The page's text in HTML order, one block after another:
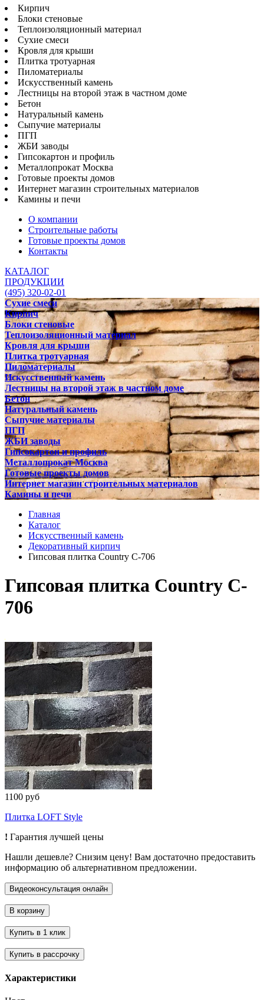
Кирпич
Блоки стеновые
Теплоизоляционный материал
Сухие смеси
Кровля для крыши
Плитка тротуарная
Пиломатериалы
Искусственный камень
Лестницы на второй этаж в частном доме
Бетон
Натуральный камень
Сыпучие материалы
ПГП
ЖБИ заводы
Гипсокартон и профиль
Металлопрокат Москва
Готовые проекты домов
Интернет магазин строительных материалов
Камины и печи
О компании
Строительные работы
Готовые проекты домов
Контакты
КАТАЛОГ
ПРОДУКЦИИ
(495) 320-02-01
Сухие смеси
Кирпич
Блоки стеновые
Теплоизоляционный материал
Кровля для крыши
Плитка тротуарная
Пиломатериалы
Искусственный камень
Лестницы на второй этаж в частном доме
Бетон
Натуральный камень
Сыпучие материалы
ПГП
ЖБИ заводы
Гипсокартон и профиль
Металлопрокат Москва
Готовые проекты домов
Интернет магазин строительных материалов
Камины и печи
Главная
Каталог
Искусственный камень
Декоративный кирпич
Гипсовая плитка Country C-706
Гипсовая плитка Country C-
706
1100 руб
Плитка LOFT Style
! Гарантия лучшей цены
Нашли дешевле? Снизим цену! Вам достаточно предоставить
информацию об альтернативном предложении.
Характеристики